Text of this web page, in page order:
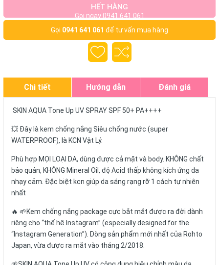
HẾT HÀNG
Gọi ngay 0941 641 061
Gọi 0941 641 061 để tư vấn mua hàng
Chi tiết Hướng dẫn Đánh giá
SKIN AQUA Tone Up UV SPRAY SPF 50+ PA++++
💥 Đây là kem chống nắng Siêu chống nước (super
WATERPROOF), là KCN Vật Lý.
Phù hợp MỌI LOẠI DA, dùng được cả mặt và body. KHÔNG chất
bảo quản, KHÔNG Mineral Oil, độ Acid thấp không kích ứng da
nhạy cảm. Đặc biệt kcn giúp da sáng rạng rỡ 1 cách tự nhiên
nhất
🔥 🌱Kem chống nắng package cực bắt mắt được ra đời dành
riêng cho “thế hệ Instagram” (especially designed for the
“Instagram Generation”). Dòng sản phẩm mới nhất của Rohto
Japan, vừa được ra mắt vào tháng 2/2018.